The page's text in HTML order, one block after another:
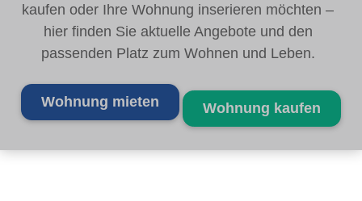
kaufen oder Ihre Wohnung inserieren möchten –
hier finden Sie aktuelle Angebote und den
passenden Platz zum Wohnen und Leben.
Wohnung mieten Wohnung kaufen